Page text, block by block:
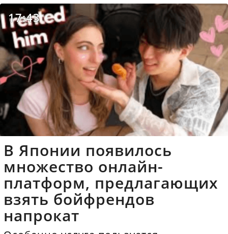
17:43
В Японии появилось
множество онлайн-
платформ, предлагающих
взять бойфрендов
напрокат